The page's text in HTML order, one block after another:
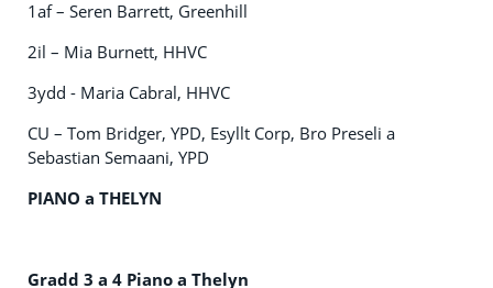
1af – Seren Barrett, Greenhill
2il – Mia Burnett, HHVC
3ydd - Maria Cabral, HHVC
CU – Tom Bridger, YPD, Esyllt Corp, Bro Preseli a
Sebastian Semaani, YPD
PIANO a THELYN
Gradd 3 a 4 Piano a Thelyn